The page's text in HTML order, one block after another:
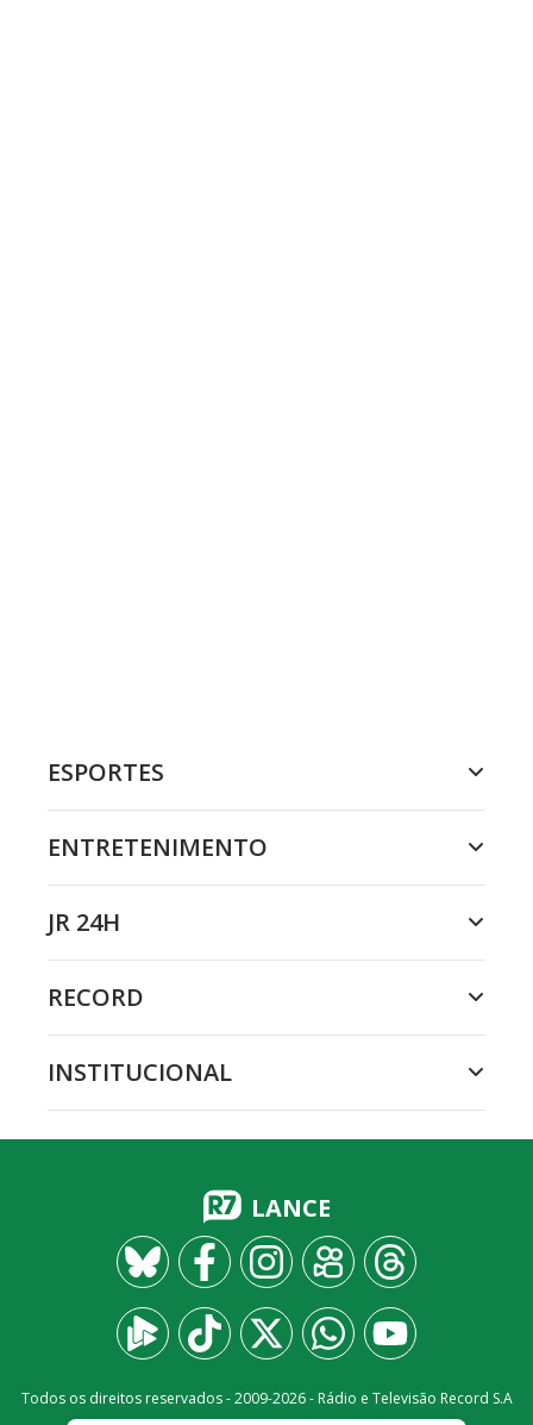
ESPORTES
ENTRETENIMENTO
JR 24H
RECORD
INSTITUCIONAL
LANCE
Todos os direitos reservados - 2009-2026- Rádio e Televisão Record S.A